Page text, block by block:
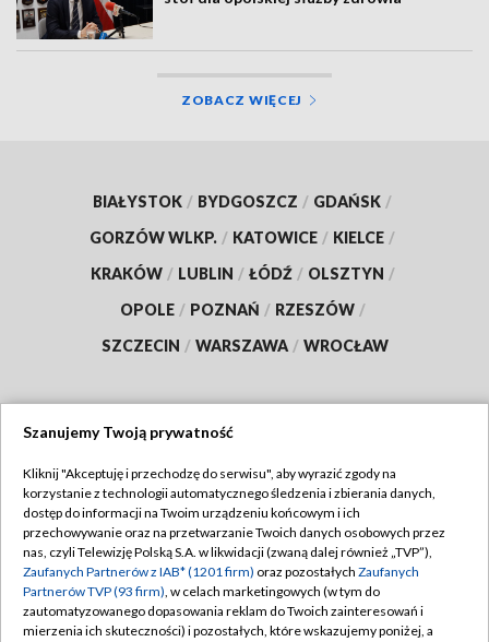
ZOBACZ WIĘCEJ
BIAŁYSTOK / BYDGOSZCZ / GDAŃSK /
GORZÓW WLKP. / KATOWICE / KIELCE /
KRAKÓW / LUBLIN / ŁÓDŹ / OLSZTYN /
OPOLE / POZNAŃ / RZESZÓW /
SZCZECIN / WARSZAWA / WROCŁAW
TVP
Abonament TVP
Emisja w TVP
Centrum informacji TVP
Regulamin TVP
Polityka prywatności
Moje zgody
Szanujemy Twoją prywatność
Kliknij "Akceptuję i przechodzę do serwisu", aby wyrazić zgody na
korzystanie z technologii automatycznego śledzenia i zbierania danych,
dostęp do informacji na Twoim urządzeniu końcowym i ich
przechowywanie oraz na przetwarzanie Twoich danych osobowych przez
nas, czyli Telewizję Polską S.A. w likwidacji (zwaną dalej również „TVP”),
Zaufanych Partnerów z IAB* (1201 firm) oraz pozostałych Zaufanych
Partnerów TVP (93 firm), w celach marketingowych (w tym do
zautomatyzowanego dopasowania reklam do Twoich zainteresowań i
mierzenia ich skuteczności) i pozostałych, które wskazujemy poniżej, a